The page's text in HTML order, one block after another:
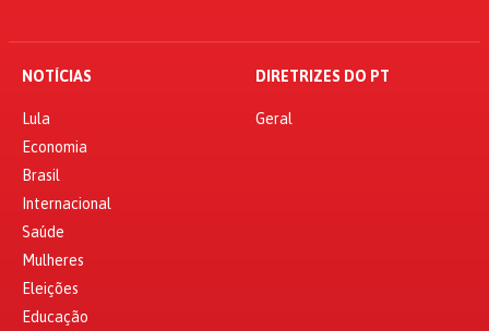
NOTÍCIAS
Lula
Economia
Brasil
Internacional
Saúde
Mulheres
Eleições
Educação
DIRETRIZES DO PT
Geral